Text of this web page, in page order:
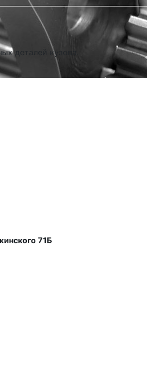
деталей кузова.
71Б